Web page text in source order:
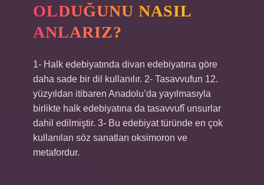
OLDUĞUNU NASIL
ANLARIZ?
1- Halk edebiyatında divan edebiyatına göre
daha sade bir dil kullanılır. 2- Tasavvufun 12.
yüzyıldan itibaren Anadolu’da yayılmasıyla
birlikte halk edebiyatına da tasavvufî unsurlar
dahil edilmiştir. 3- Bu edebiyat türünde en çok
kullanılan söz sanatları oksimoron ve
metafordur.